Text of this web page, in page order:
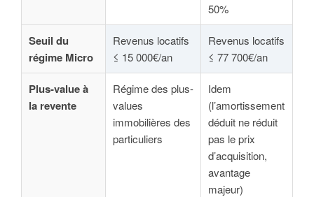
50%
Seuil du
régime Micro
Revenus locatifs
≤ 15 000€/an
Revenus locatifs
≤ 77 700€/an
Plus-value à
la revente
Régime des plus-
values
immobilières des
particuliers
Idem
(l’amortissement
déduit ne réduit
pas le prix
d’acquisition,
avantage
majeur)